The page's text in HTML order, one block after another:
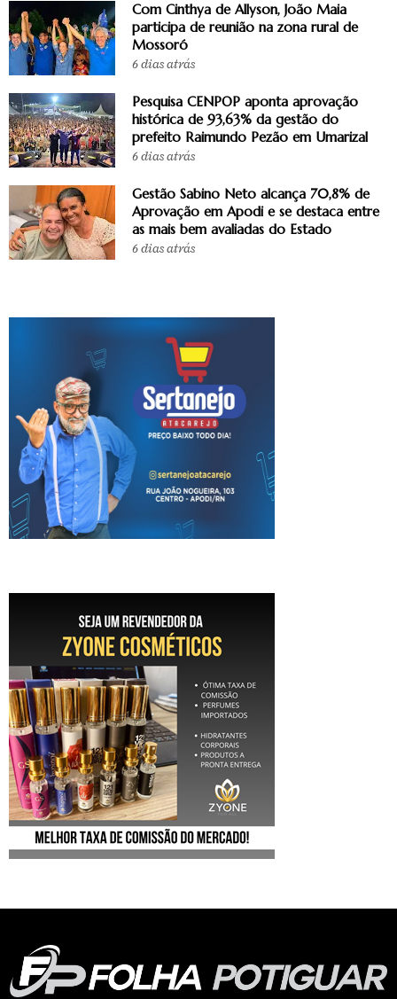
Com Cinthya de Allyson, João Maia
participa de reunião na zona rural de
Mossoró
6 dias atrás
Pesquisa CENPOP aponta aprovação
histórica de 93,63% da gestão do
prefeito Raimundo Pezão em Umarizal
6 dias atrás
Gestão Sabino Neto alcança 70,8% de
Aprovação em Apodi e se destaca entre
as mais bem avaliadas do Estado
6 dias atrás